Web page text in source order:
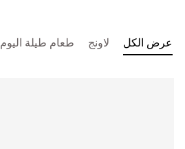
عرض الكل لاونج طعام طيلة اليوم